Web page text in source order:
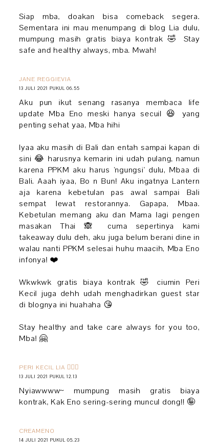
Siap mba, doakan bisa comeback segera.
Sementara ini mau menumpang di blog Lia dulu,
mumpung masih gratis biaya kontrak 🤣 Stay
safe and healthy always, mba. Mwah!
JANE REGGIEVIA
13 JULI 2021 PUKUL 06.55
Aku pun ikut senang rasanya membaca life
update Mba Eno meski hanya secuil 😆 yang
penting sehat yaa, Mba hihi
Iyaa aku masih di Bali dan entah sampai kapan di
sini 😂 harusnya kemarin ini udah pulang, namun
karena PPKM aku harus 'ngungsi' dulu, Mbaa di
Bali. Aaah iyaa, Bo n Bun! Aku ingatnya Lantern
aja karena kebetulan pas awal sampai Bali
sempat lewat restorannya. Gapapa, Mbaa.
Kebetulan memang aku dan Mama lagi pengen
masakan Thai 🙈 cuma sepertinya kami
takeaway dulu deh, aku juga belum berani dine in
walau nanti PPKM selesai huhu maacih, Mba Eno
infonya! ❤️
Wkwkwk gratis biaya kontrak 🤣 ciumin Peri
Kecil juga dehh udah menghadirkan guest star
di blognya ini huahaha 😘
Stay healthy and take care always for you too,
Mba! 🤗
PERI KECIL LIA 🧚🏻‍♀️
13 JULI 2021 PUKUL 12.13
Nyiawwww~ mumpung masih gratis biaya
kontrak, Kak Eno sering-sering muncul dong!! 🤪
CREAMENO
14 JULI 2021 PUKUL 05.23